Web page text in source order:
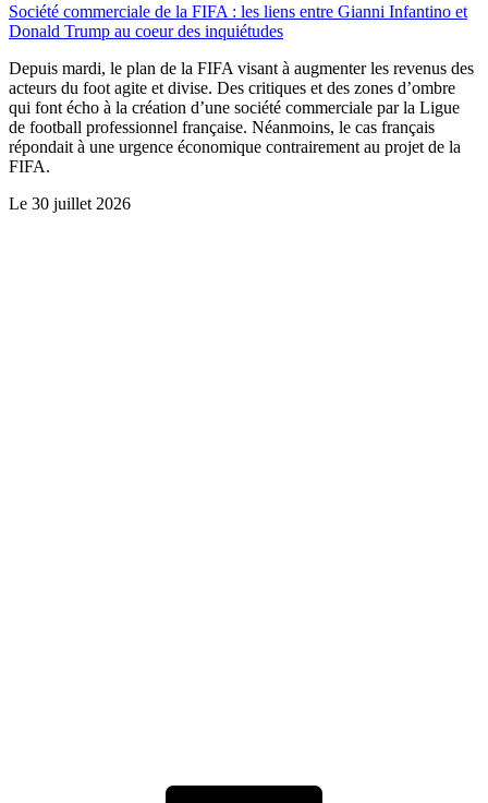
Société commerciale de la FIFA : les liens entre Gianni Infantino et
Donald Trump au coeur des inquiétudes
Depuis mardi, le plan de la FIFA visant à augmenter les revenus des
acteurs du foot agite et divise. Des critiques et des zones d’ombre
qui font écho à la création d’une société commerciale par la Ligue
de football professionnel française. Néanmoins, le cas français
répondait à une urgence économique contrairement au projet de la
FIFA.
Le 30 juillet 2026